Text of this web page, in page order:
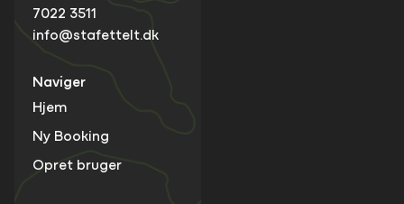
7022 3511
info@stafettelt.dk
Naviger
Hjem
Ny Booking
Opret bruger